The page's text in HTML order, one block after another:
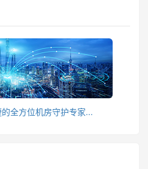
全方位机房守护专家...